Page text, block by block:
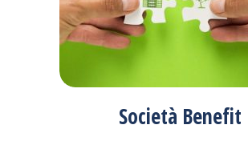
Società Benefit